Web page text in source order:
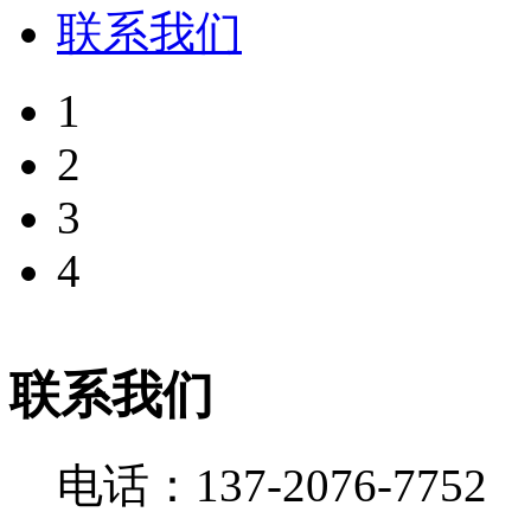
联系我们
1
2
3
4
联系我们
电话：137-2076-7752